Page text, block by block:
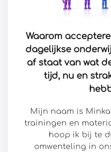
Waarom
dagelijkse
af staat van wat
tijd, nu en
Mijn naam is
trainingen en
hoop ik bij te
omwenteling in